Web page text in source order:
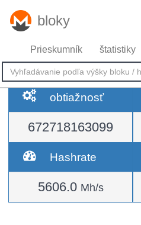
bloky
Prieskumník štatistiky
obtiažnosť
672718163099
Hashrate
5606.0 Mh/s